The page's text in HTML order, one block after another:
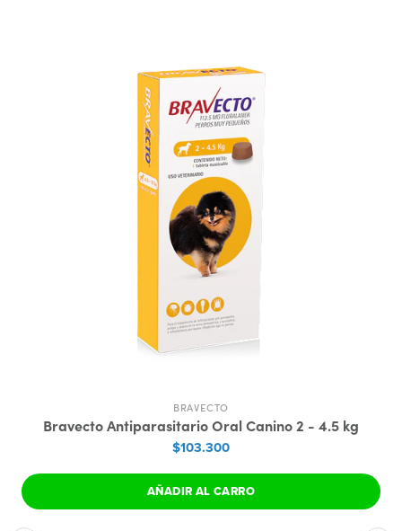
BRAVECTO
Bravecto Antiparasitario Oral Canino 2 - 4.5 kg
$103.300
AÑADIR AL CARRO